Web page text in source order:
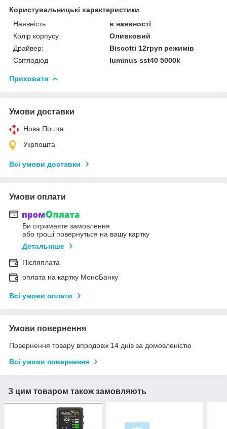
Користувальницькі характеристики
Наявність
в наявності
Колір корпусу
Оливковий
Драйвер:
Biscotti 12груп режимів
Світлодіод
luminus sst40 5000k
Приховати
Умови доставки
Нова Пошта
Укрпошта
Всі умови доставки
Умови оплати
Ви отримаєте замовлення
або гроші повернуться на вашу картку
Детальніше
Післяплата
оплата на картку МоноБанку
Всі умови оплати
Умови повернення
Повернення товару впродовж 14 днів за домовленістю
Всі умови повернення
З цим товаром також замовляють